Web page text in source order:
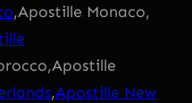
,Apostille Monaco,
,Apostille New